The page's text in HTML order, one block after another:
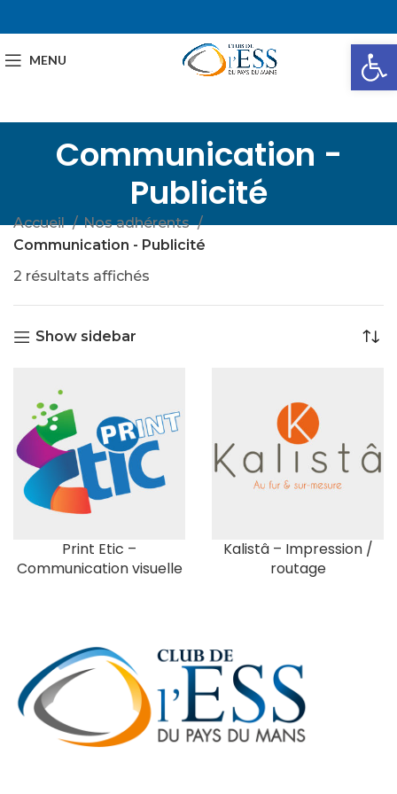
MENU
Communication -
Publicité
Accueil
Nos adhérents
Communication - Publicité
2 résultats affichés
Show sidebar
Print Etic –
Communication visuelle
Kalistâ – Impression /
routage